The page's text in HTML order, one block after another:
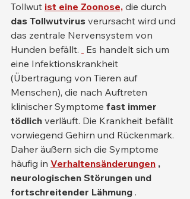
Tollwut ist eine Zoonose, die durch
das Tollwutvirus verursacht wird und
das zentrale Nervensystem von
Hunden befällt.
Es handelt sich um
eine Infektionskrankheit
(Übertragung von Tieren auf
Menschen), die nach Auftreten
klinischer Symptome fast immer
tödlich verläuft. Die Krankheit befällt
vorwiegend Gehirn und Rückenmark.
Daher äußern sich die Symptome
häufig in Verhaltensänderungen ,
neurologischen Störungen und
fortschreitender Lähmung .